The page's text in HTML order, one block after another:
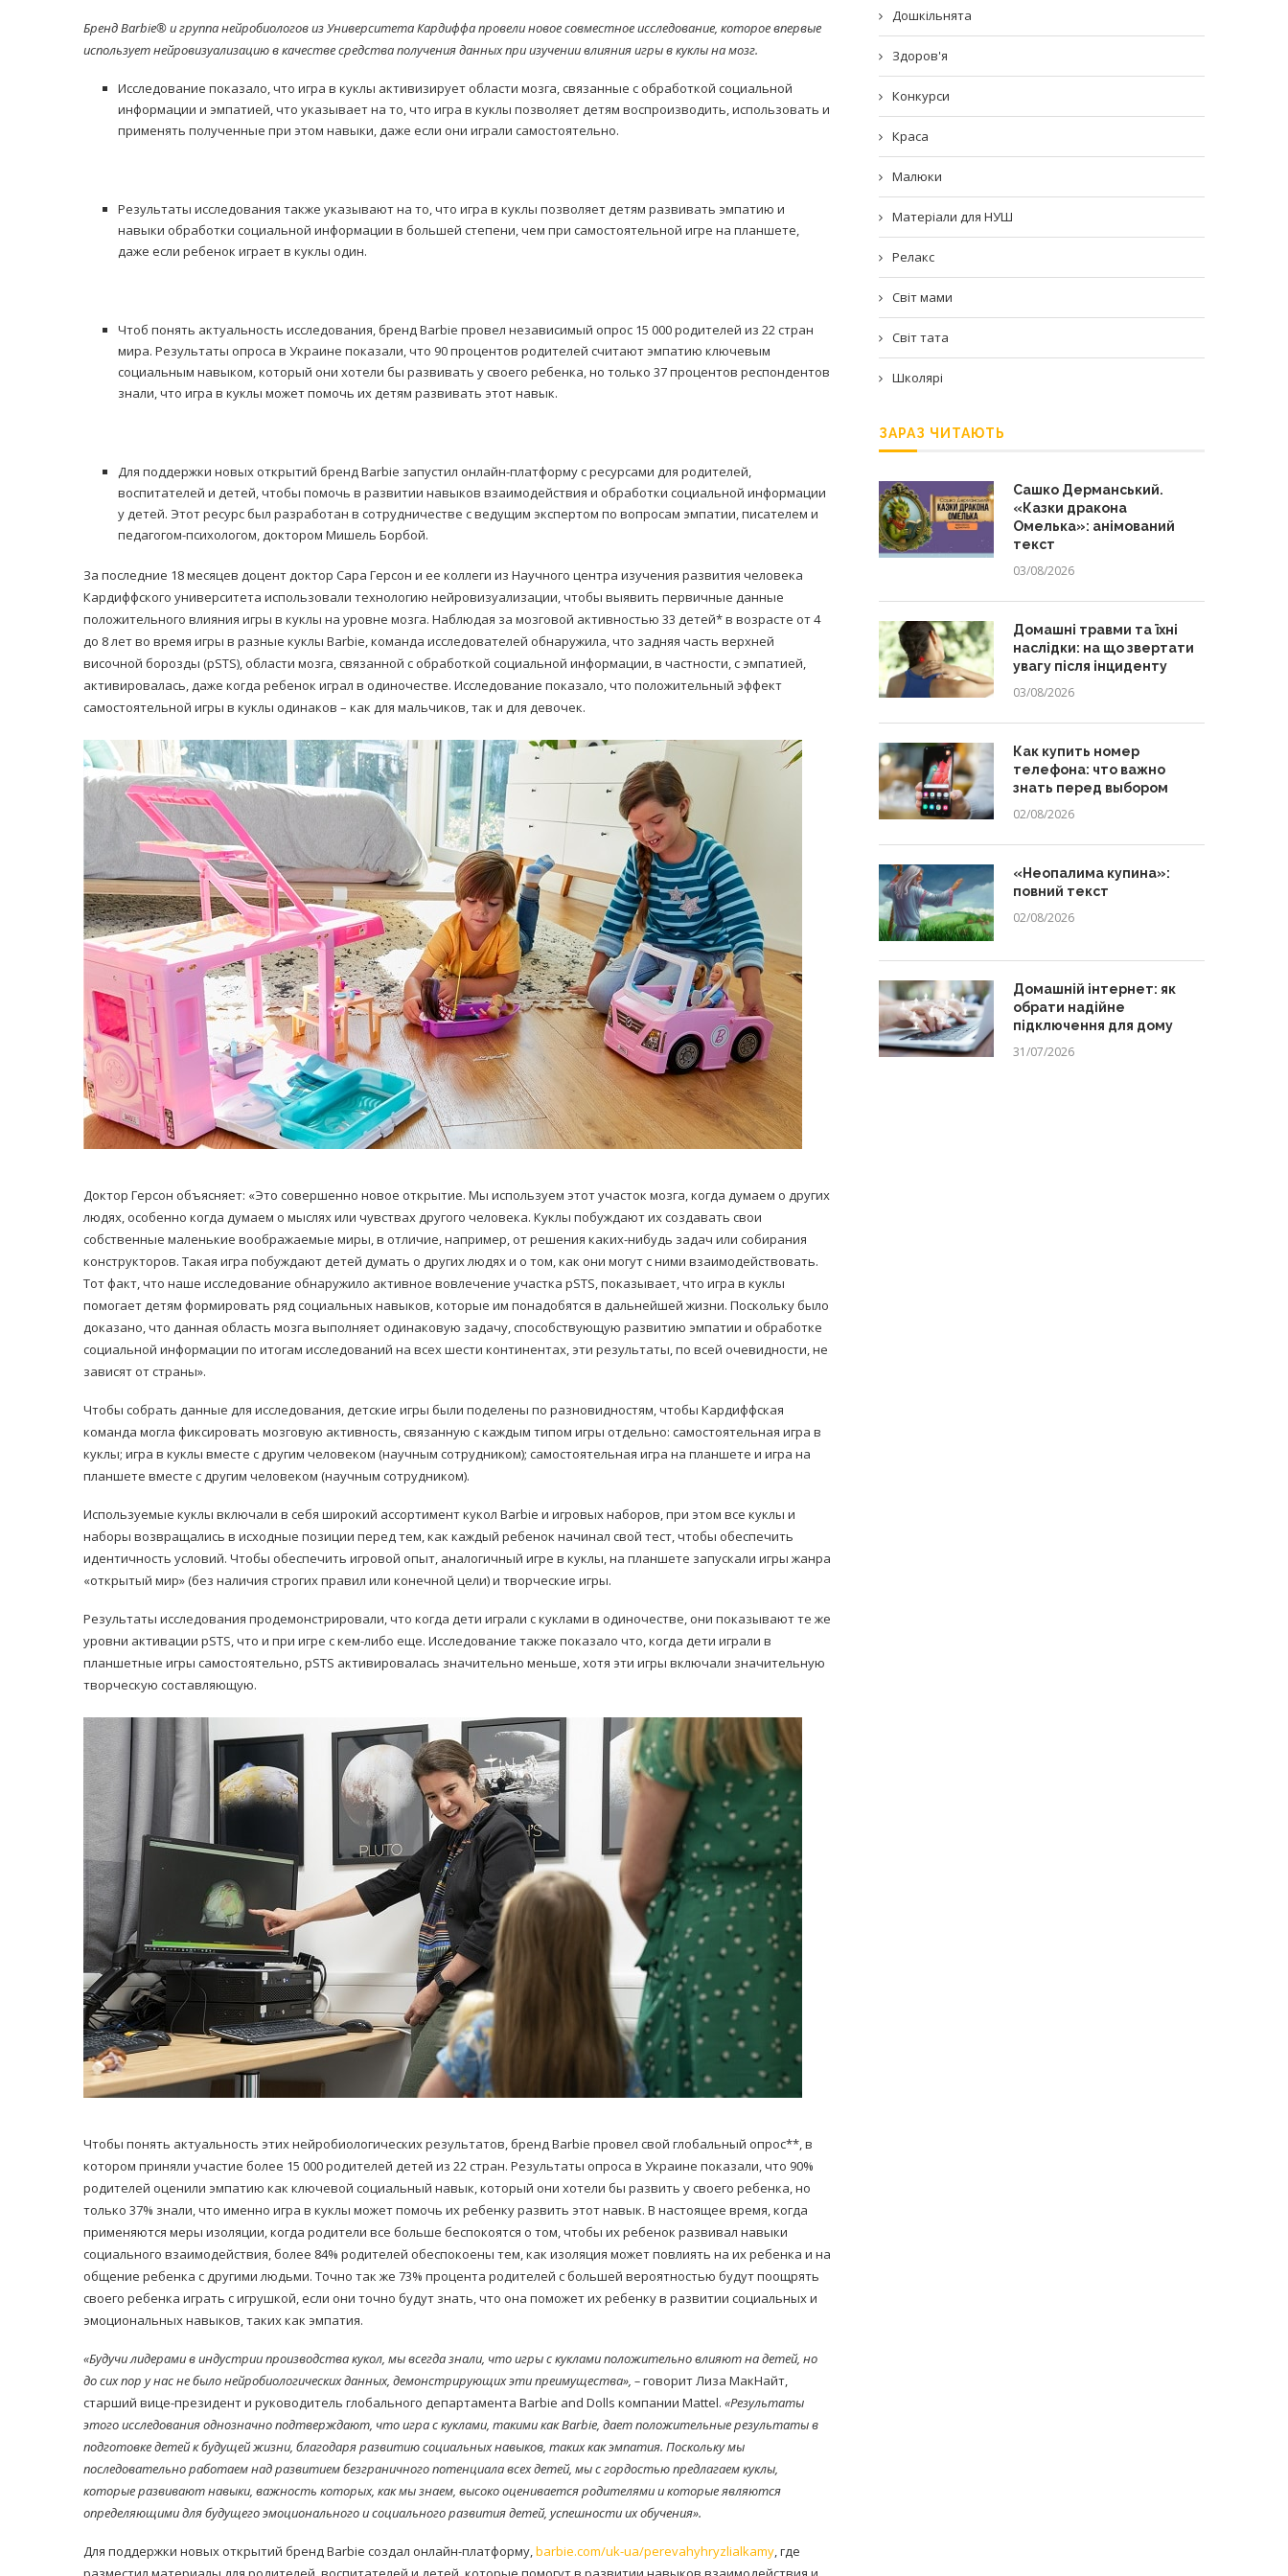
Бренд Barbie® и группа нейробиологов из Университета Кардиффа провели новое совместное исследование, которое впервые
использует нейровизуализацию в качестве средства получения данных при изучении влияния игры в куклы на мозг.
Исследование показало, что игра в куклы активизирует области мозга, связанные с обработкой социальной
информации и эмпатией, что указывает на то, что игра в куклы позволяет детям воспроизводить, использовать и
применять полученные при этом навыки, даже если они играли самостоятельно.
Результаты исследования также указывают на то, что игра в куклы позволяет детям развивать эмпатию и
навыки обработки социальной информации в большей степени, чем при самостоятельной игре на планшете,
даже если ребенок играет в куклы один.
Чтоб понять актуальность исследования, бренд Barbie провел независимый опрос 15 000 родителей из 22 стран
мира. Результаты опроса в Украине показали, что 90 процентов родителей считают эмпатию ключевым
социальным навыком, который они хотели бы развивать у своего ребенка, но только 37 процентов респондентов
знали, что игра в куклы может помочь их детям развивать этот навык.
Для поддержки новых открытий бренд Barbie запустил онлайн-платформу с ресурсами для родителей,
воспитателей и детей, чтобы помочь в развитии навыков взаимодействия и обработки социальной информации
у детей. Этот ресурс был разработан в сотрудничестве с ведущим экспертом по вопросам эмпатии, писателем и
педагогом-психологом, доктором Мишель Борбой.
За последние 18 месяцев доцент доктор Сара Герсон и ее коллеги из Научного центра изучения развития человека
Кардиффского университета использовали технологию нейровизуализации, чтобы выявить первичные данные
положительного влияния игры в куклы на уровне мозга. Наблюдая за мозговой активностью 33 детей* в возрасте от 4
до 8 лет во время игры в разные куклы Barbie, команда исследователей обнаружила, что задняя часть верхней
височной борозды (pSTS), области мозга, связанной с обработкой социальной информации, в частности, с эмпатией,
активировалась, даже когда ребенок играл в одиночестве. Исследование показало, что положительный эффект
самостоятельной игры в куклы одинаков – как для мальчиков, так и для девочек.
Доктор Герсон объясняет: «Это совершенно новое открытие. Мы используем этот участок мозга, когда думаем о других
людях, особенно когда думаем о мыслях или чувствах другого человека. Куклы побуждают их создавать свои
собственные маленькие воображаемые миры, в отличие, например, от решения каких-нибудь задач или собирания
конструкторов. Такая игра побуждают детей думать о других людях и о том, как они могут с ними взаимодействовать.
Тот факт, что наше исследование обнаружило активное вовлечение участка pSTS, показывает, что игра в куклы
помогает детям формировать ряд социальных навыков, которые им понадобятся в дальнейшей жизни. Поскольку было
доказано, что данная область мозга выполняет одинаковую задачу, способствующую развитию эмпатии и обработке
социальной информации по итогам исследований на всех шести континентах, эти результаты, по всей очевидности, не
зависят от страны».
Чтобы собрать данные для исследования, детские игры были поделены по разновидностям, чтобы Кардиффская
команда могла фиксировать мозговую активность, связанную с каждым типом игры отдельно: самостоятельная игра в
куклы; игра в куклы вместе с другим человеком (научным сотрудником); самостоятельная игра на планшете и игра на
планшете вместе с другим человеком (научным сотрудником).
Используемые куклы включали в себя широкий ассортимент кукол Barbie и игровых наборов, при этом все куклы и
наборы возвращались в исходные позиции перед тем, как каждый ребенок начинал свой тест, чтобы обеспечить
идентичность условий. Чтобы обеспечить игровой опыт, аналогичный игре в куклы, на планшете запускали игры жанра
«открытый мир» (без наличия строгих правил или конечной цели) и творческие игры.
Результаты исследования продемонстрировали, что когда дети играли с куклами в одиночестве, они показывают те же
уровни активации pSTS, что и при игре с кем-либо еще. Исследование также показало что, когда дети играли в
планшетные игры самостоятельно, pSTS активировалась значительно меньше, хотя эти игры включали значительную
творческую составляющую.
Чтобы понять актуальность этих нейробиологических результатов, бренд Barbie провел свой глобальный опрос**, в
котором приняли участие более 15 000 родителей детей из 22 стран. Результаты опроса в Украине показали, что 90%
родителей оценили эмпатию как ключевой социальный навык, который они хотели бы развить у своего ребенка, но
только 37% знали, что именно игра в куклы может помочь их ребенку развить этот навык. В настоящее время, когда
применяются меры изоляции, когда родители все больше беспокоятся о том, чтобы их ребенок развивал навыки
социального взаимодействия, более 84% родителей обеспокоены тем, как изоляция может повлиять на их ребенка и на
общение ребенка с другими людьми. Точно так же 73% процента родителей с большей вероятностью будут поощрять
своего ребенка играть с игрушкой, если они точно будут знать, что она поможет их ребенку в развитии социальных и
эмоциональных навыков, таких как эмпатия.
«Будучи лидерами в индустрии производства кукол, мы всегда знали, что игры с куклами положительно влияют на детей, но
до сих пор у нас не было нейробиологических данных, демонстрирующих эти преимущества», –говорит Лиза МакНайт,
старший вице-президент и руководитель глобального департамента Barbie and Dolls компании Mattel. «Результаты
этого исследования однозначно подтверждают, что игра с куклами, такими как Barbie, дает положительные результаты в
подготовке детей к будущей жизни, благодаря развитию социальных навыков, таких как эмпатия. Поскольку мы
последовательно работаем над развитием безграничного потенциала всех детей, мы с гордостью предлагаем куклы,
которые развивают навыки, важность которых, как мы знаем, высоко оценивается родителями и которые являются
определяющими для будущего эмоционального и социального развития детей, успешности их обучения».
Для поддержки новых открытий бренд Barbie создал онлайн-платформу,barbie.com/uk-ua/perevahyhryzlialkamy, где
Дошкільнята
Здоров'я
Конкурси
Краса
Малюки
Матеріали для НУШ
Релакс
Світ мами
Світ тата
Школярі
ЗАРАЗ ЧИТАЮТЬ
Сашко Дерманський.
«Казки дракона
Омелька»: анімований
текст
03/08/2026
Домашні травми та їхні
наслідки: на що звертати
увагу після інциденту
03/08/2026
Как купить номер
телефона: что важно
знать перед выбором
02/08/2026
«Неопалима купина»:
повний текст
02/08/2026
Домашній інтернет: як
обрати надійне
підключення для дому
31/07/2026